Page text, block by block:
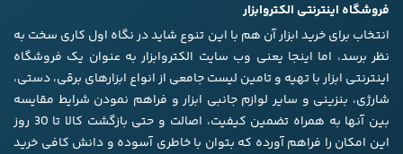
فروشگاه اینترنتی الکتروابزار
انتخاب برای خرید ابزار آن هم با این تنوع شاید در نگاه اول کاری سخت به
نظر برسد، اما اینجا یعنی وب سایت الکتروابزار به عنوان یک فروشگاه
اینترنتی ابزار با تهیه و تامین لیست جامعی از انواع ابزار‌های برقی، دستی،
شارژی، بنزینی و سایر لوازم جانبی ابزار و فراهم نمودن شرایط مقایسه
بین آنها به همراه تضمین کیفیت، اصالت و حتی بازگشت کالا تا 30 روز
این امکان را فراهم آورده که بتوان با خاطری آسوده و دانش کافی خرید